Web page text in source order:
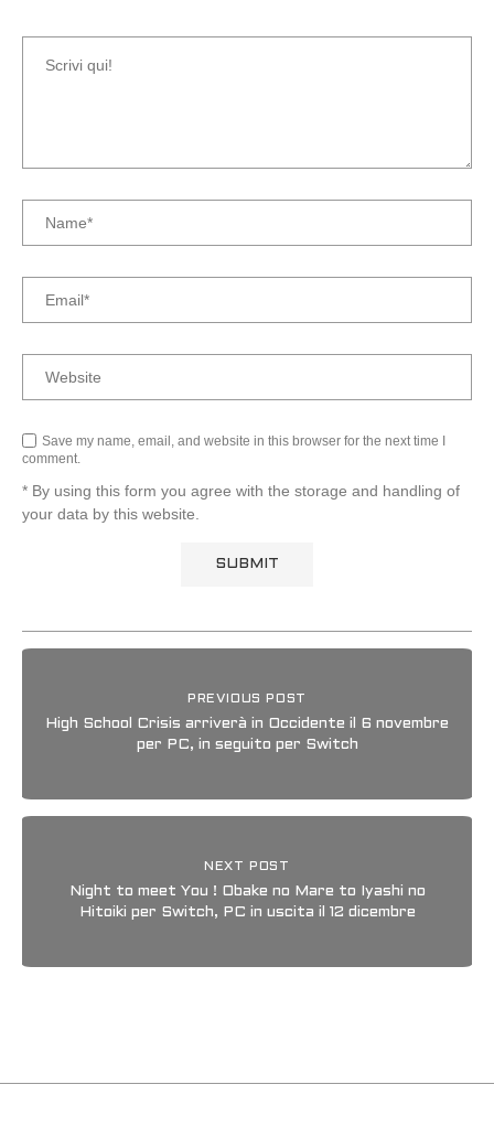
Save my name, email, and website in this browser for the next time I
comment.
* By using this form you agree with the storage and handling of
your data by this website.
PREVIOUS POST
High School Crisis arriverà in Occidente il 6 novembre
per PC, in seguito per Switch
NEXT POST
Night to meet You ! Obake no Mare to Iyashi no
Hitoiki per Switch, PC in uscita il 12 dicembre